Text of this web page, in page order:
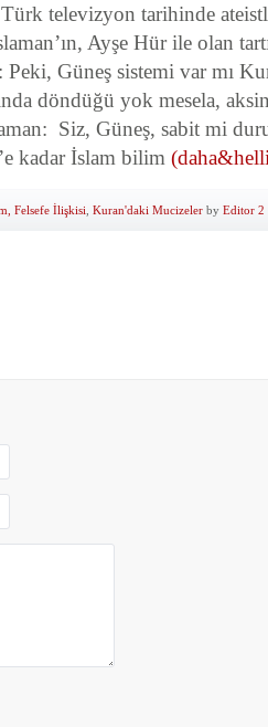
televizyon tarihinde
Ayşe Hür ile olan
Güneş sistemi var mı
döndüğü yok mesela,
Siz, Güneş, sabit mi
kadar İslam bilim
Felsefe İlişkisi Kuran'daki Mucizeler by Editor 2